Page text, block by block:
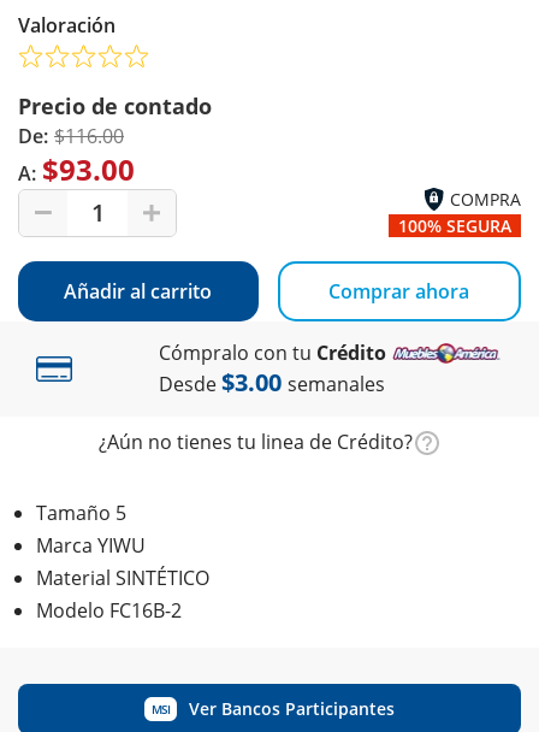
Valoración
Precio de contado
De: $116.00
A: $93.00
1
COMPRA
100% SEGURA
Añadir al carrito Comprar ahora
Cómpralo con tu Crédito
Desde$3.00 semanales
¿Aún no tienes tu linea de Crédito?
Tamaño 5
Marca YIWU
Material SINTÉTICO
Modelo FC16B-2
MSI Ver Bancos Participantes